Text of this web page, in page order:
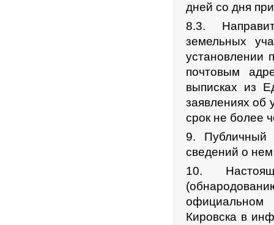
дней со дня
8.3.
земельных
установлении
почтовым
выписках из
заявлениях об
срок не более
9. Публичный
сведений о
10.
официальном
Кировска в